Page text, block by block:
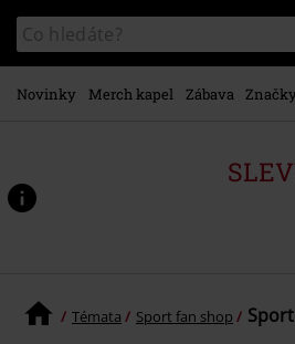
hlavnímu
obsahu
Katalog
vyhledávání
Novinky Merch kapel Zábava
Témata Sport fan shop